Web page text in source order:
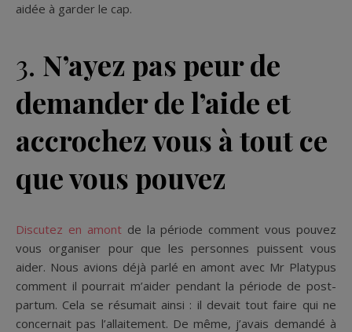
aidée à garder le cap.
3. N’ayez pas peur de
demander de l’aide et
accrochez vous à tout ce
que vous pouvez
Discutez en amontde la période comment vous pouvez
vous organiser pour que les personnes puissent vous
aider. Nous avions déjà parlé en amont avec Mr Platypus
comment il pourrait m’aider pendant la période de post-
partum. Cela se résumait ainsi : il devait tout faire qui ne
concernait pas l’allaitement. De même, j’avais demandé à